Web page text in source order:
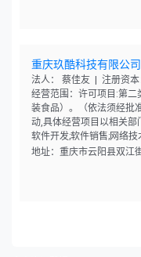
重庆玖酷科技有限公司
法人： 蔡佳友 | 注册资本
经营范围：许可项目:第二
装食品）。（依法须经批
动,具体经营项目以相关部
软件开发;软件销售;网络
广告发布（非广播电台、
地址：重庆市云阳县双江